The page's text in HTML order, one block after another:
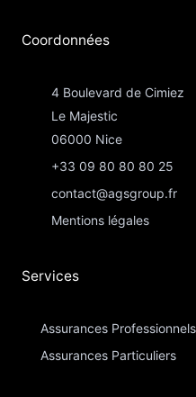
Coordonnées​
4 Boulevard de Cimiez
Le Majestic
06000 Nice
+33 09 80 80 80 25
contact@agsgroup.fr
Mentions légales
Services
Assurances Professionnels
Assurances Particuliers​